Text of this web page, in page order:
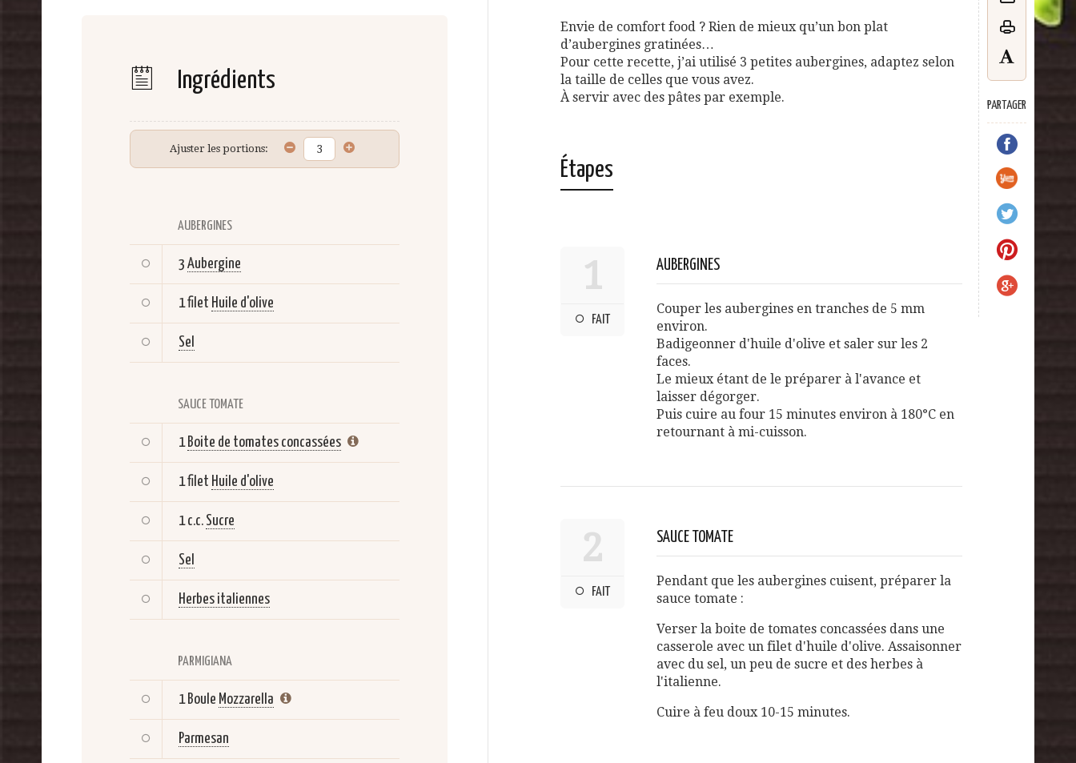
Ingrédients
Ajuster les portions:
AUBERGINES
3 Aubergine
1 filet Huile d'olive
Sel
SAUCE TOMATE
1 Boite de tomates concassées
1 filet Huile d'olive
1 c.c. Sucre
Sel
Herbes italiennes
PARMIGIANA
1 Boule Mozzarella
Parmesan
PARTAGER
Envie de comfort food ? Rien de mieux qu’un bon plat
d’aubergines gratinées…
Pour cette recette, j’ai utilisé 3 petites aubergines, adaptez selon
la taille de celles que vous avez.
À servir avec des pâtes par exemple.
Étapes
1
FAIT
AUBERGINES
Couper les aubergines en tranches de 5 mm
environ.
Badigeonner d'huile d'olive et saler sur les 2
faces.
Le mieux étant de le préparer à l'avance et
laisser dégorger.
Puis cuire au four 15 minutes environ à 180°C en
retournant à mi-cuisson.
2
FAIT
SAUCE TOMATE
Pendant que les aubergines cuisent, préparer la
sauce tomate :
Verser la boite de tomates concassées dans une
casserole avec un filet d'huile d'olive. Assaisonner
avec du sel, un peu de sucre et des herbes à
l'italienne.
Cuire à feu doux 10-15 minutes.